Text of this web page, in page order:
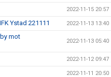
2022-11-15 20:57
Ystad 221111 2022-11-13 13:40
mot
2022-11-13 05:40
2022-11-12 09:47
2022-11-11 20:50